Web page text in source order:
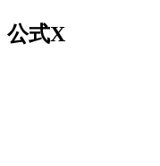
公式X